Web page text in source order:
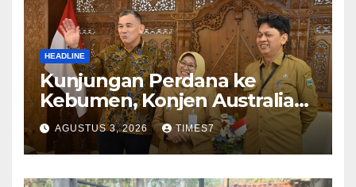
HEADLINE
Kunjungan Perdana ke
Kebumen, Konjen Australia
Jajaki Kerja Sama Pariwisata
hingga Pendidikan
AGUSTUS 3, 2026 TIMES7